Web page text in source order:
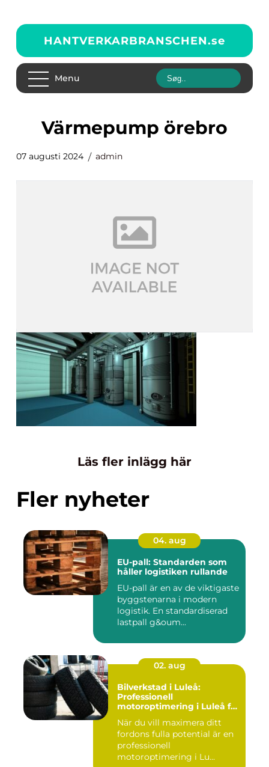
HANTVERKARBRANSCHEN.se
Menu
Värmepump örebro
07 augusti 2024 admin
Läs fler inlägg här
Fler nyheter
04. aug
EU-pall: Standarden som
håller logistiken rullande
EU-pall är en av de viktigaste
byggstenarna i modern
logistik. En standardiserad
lastpall g&oum...
02. aug
Bilverkstad i Luleå:
Professionell
motoroptimering i Luleå för
När du vill maximera ditt
fordons fulla potential är en
professionell
motoroptimering i Lu...